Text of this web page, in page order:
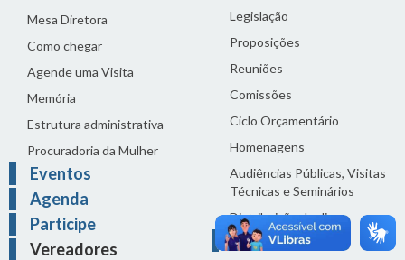
Mesa Diretora
Como chegar
Agende uma Visita
Memória
Estrutura administrativa
Procuradoria da Mulher
Eventos
Agenda
Participe
Vereadores
Legislação
Proposições
Reuniões
Comissões
Ciclo Orçamentário
Homenagens
Audiências Públicas, Visitas
Técnicas e Seminários
Distribuição do dia
Comunicação